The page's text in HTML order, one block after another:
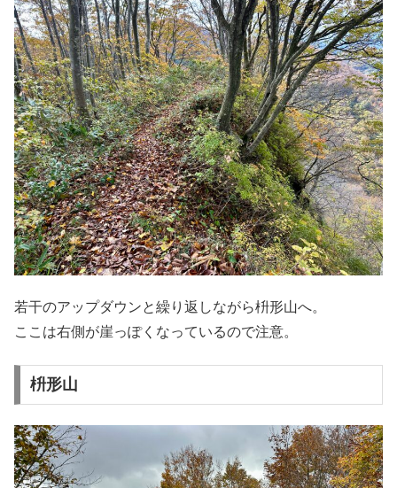
若干のアップダウンと繰り返しながら枡形山へ。
ここは右側が崖っぽくなっているので注意。
枡形山